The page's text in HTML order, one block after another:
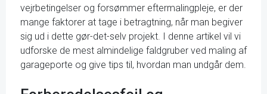
vejrbetingelser og forsømmer eftermalingpleje, er der
mange faktorer at tage i betragtning, når man begiver
sig ud i dette gør-det-selv projekt. I denne artikel vil vi
udforske de mest almindelige faldgruber ved maling af
garageporte og give tips til, hvordan man undgår dem.